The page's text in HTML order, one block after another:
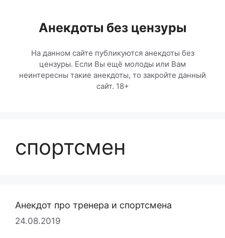
содержимомуАнекдоты без цензуры
На данном сайте публикуются анекдоты без
цензуры. Если Вы ещё молоды или Вам
неинтересны такие анекдоты, то закройте данный
сайт. 18+
спортсмен
Анекдот про тренера и спортсмена
24.08.2019